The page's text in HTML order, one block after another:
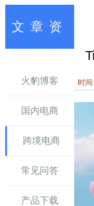
文章资
火豹博客
国内电商
跨境电商
常见问答
产品下载
时